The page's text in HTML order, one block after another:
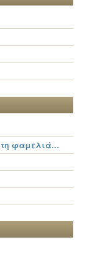
τη φαμελιά…